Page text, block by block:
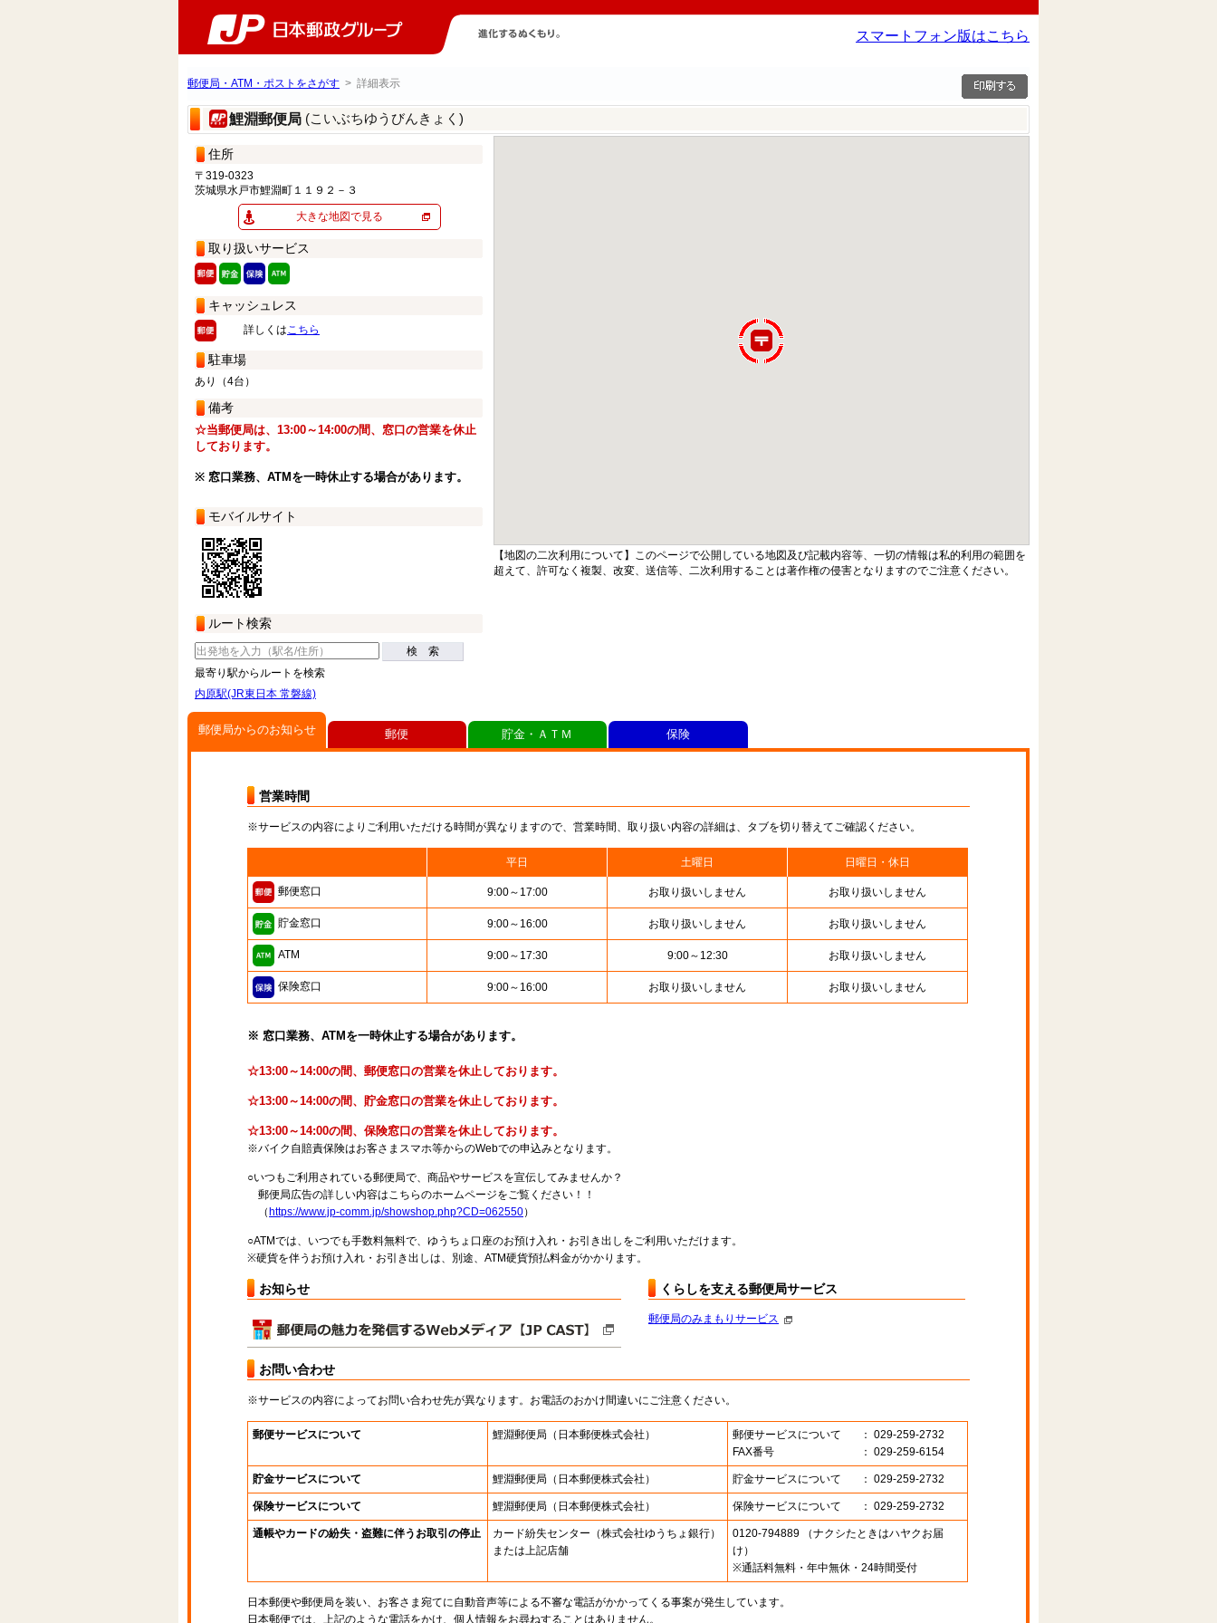
スマートフォン版はこちら
郵便局・ATM・ポストをさがす > 詳細表示
鯉淵郵便局 (こいぶちゆうびんきょく)
住所
〒319-0323
茨城県水戸市鯉淵町１１９２－３
大きな地図で見る
取り扱いサービス
キャッシュレス
詳しくはこちら
駐車場
あり（4台）
備考
☆当郵便局は、13:00～14:00の間、窓口の営業を休止
しております。
※ 窓口業務、ATMを一時休止する場合があります。
モバイルサイト
ルート検索
検 索
最寄り駅からルートを検索
内原駅(JR東日本 常磐線)
【地図の二次利用について】このページで公開している地図及び記載内容等、一切の情報は私的利用の範囲を
超えて、許可なく複製、改変、送信等、二次利用することは著作権の侵害となりますのでご注意ください。
郵便局からのお知らせ
営業時間
※サービスの内容によりご利用いただける時間が異なりますので、営業時間、取り扱い内容の詳細は、タブを切り替えてご確認ください。
平日 土曜日 日曜日・休日
郵便窓口 9:00～17:00 お取り扱いしません お取り扱いしません
貯金窓口 9:00～16:00 お取り扱いしません お取り扱いしません
ATM 9:00～17:30 9:00～12:30 お取り扱いしません
保険窓口 9:00～16:00 お取り扱いしません お取り扱いしません
※ 窓口業務、ATMを一時休止する場合があります。
☆13:00～14:00の間、郵便窓口の営業を休止しております。
☆13:00～14:00の間、貯金窓口の営業を休止しております。
☆13:00～14:00の間、保険窓口の営業を休止しております。
※バイク自賠責保険はお客さまスマホ等からのWebでの申込みとなります。
○いつもご利用されている郵便局で、商品やサービスを宣伝してみませんか？
郵便局広告の詳しい内容はこちらのホームページをご覧ください！！
（ https://www.jp-comm.jp/showshop.php?CD=062550）
○ATMでは、いつでも手数料無料で、ゆうちょ口座のお預け入れ・お引き出しをご利用いただけます。
※硬貨を伴うお預け入れ・お引き出しは、別途、ATM硬貨預払料金がかかります。
お知らせ くらしを支える郵便局サービス
郵便局のみまもりサービス
お問い合わせ
※サービスの内容によってお問い合わせ先が異なります。お電話のおかけ間違いにご注意ください。
郵便サービスについて 鯉淵郵便局 （日本郵便株式会社） 郵便サービスについて
： 029-259-2732
FAX番号
： 029-259-6154
貯金サービスについて 鯉淵郵便局 （日本郵便株式会社） 貯金サービスについて ： 029-259-2732
保険サービスについて 鯉淵郵便局 （日本郵便株式会社） 保険サービスについて ： 029-259-2732
通帳やカードの紛失・盗難に伴うお取引の停止 カード紛失センター （株式会社ゆうちょ銀行）
または上記店舗
0120-794889 （ナクシたときはハヤクお届
け）
※通話料無料・年中無休・24時間受付
日本郵便や郵便局を装い、お客さま宛てに自動音声等による不審な電話がかかってくる事案が発生しています。
日本郵便では、上記のような電話をかけ、個人情報をお尋ねすることはありません。
郵便 貯金・ＡＴＭ 保険